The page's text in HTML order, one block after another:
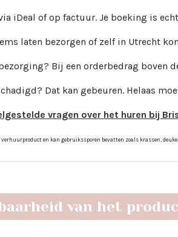
iDeal of op factuur. Je boeking is
laten bezorgen of zelf in Utrecht
Bij een orderbedrag
Dat kan gebeuren. Helaas
vragen over het huren bij
en kan gebruikssporen bevatten zoals krassen,
van het